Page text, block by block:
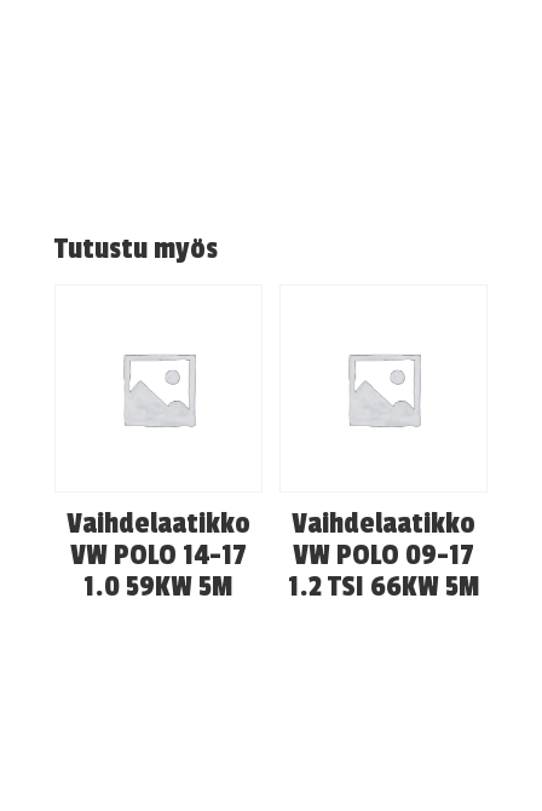
Tutustu myös
Vaihdelaatikko
VW POLO 14-17
1.0 59KW 5M
Vaihdelaatikko
VW POLO 09-17
1.2 TSI 66KW 5M